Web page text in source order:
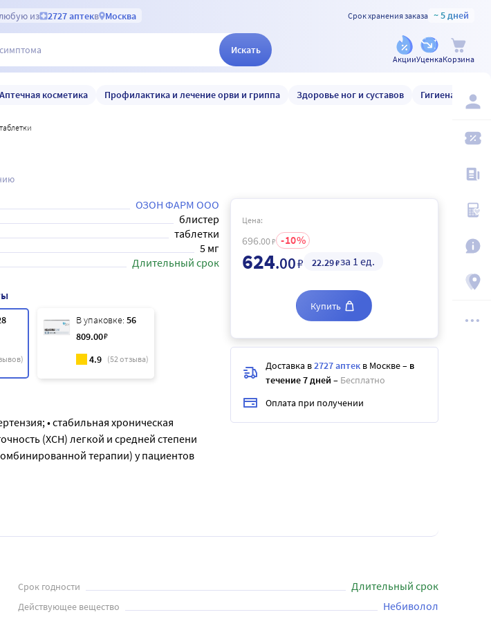
из 2727 аптекв Москва Срок хранения заказа ~ 5 дней
Искать
АкцииУценкаКорзина
Аптечная косметика Профилактика и лечение орви и гриппа Здоровье ног и суставов Гигиена и уход
ОЗОН ФАРМ ООО
блистер
таблетки
5 мг
Длительный срок
В упаковке: 56
809.00₽
4.9 (52отзыва)
• стабильная хроническая
(ХСН) легкой и средней степени
терапии) у пациентов
Цена:
696.00₽ 10
624.00₽ 22.29₽за 1 ед.
Купить
Доставка в2727 аптек в Москве– в
течение 7 дней – Бесплатно
Оплата при получении
Срок годности Длительный срок
Действующее вещество Небиволол